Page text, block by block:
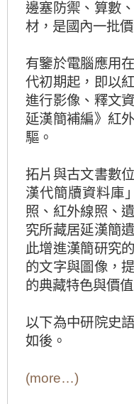
邊塞防禦、算數
材，是國內一批
有鑒於電腦應用
代初期起，即以
進行影像、釋文
延漢簡補編》紅
驅。
拓片與古文書數
漢代簡牘資料庫
照、紅外線照、
究所藏居延漢簡
此增進漢簡研究
的文字與圖像，
的典藏特色與價
以下為中研院史
如後。
(more…)